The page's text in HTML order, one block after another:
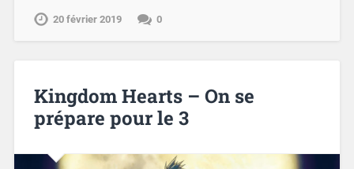
20 février 2019 0
Kingdom Hearts – On se
prépare pour le 3